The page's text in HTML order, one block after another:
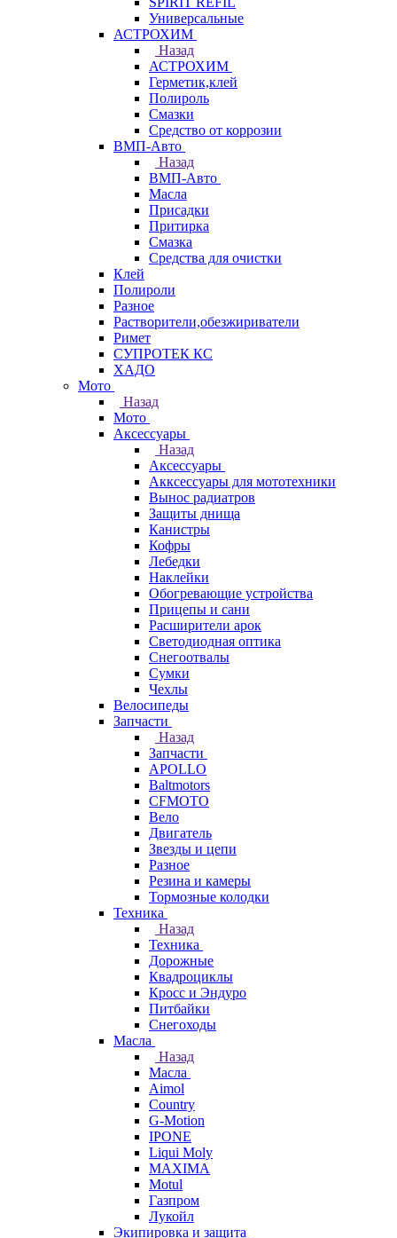
Универсальные
АСТРОХИМ
Назад
АСТРОХИМ
Герметик,клей
Полироль
Смазки
Средство от коррозии
ВМП-Авто
Назад
ВМП-Авто
Масла
Присадки
Притирка
Смазка
Средства для очистки
Клей
Полироли
Разное
Растворители,обезжириватели
Римет
СУПРОТЕК КС
ХАДО
Мото
Назад
Мото
Аксессуары
Назад
Аксессуары
Акксессуары для мототехники
Вынос радиатров
Защиты днища
Канистры
Кофры
Лебедки
Наклейки
Обогревающие устройства
Прицепы и сани
Расширители арок
Светодиодная оптика
Снегоотвалы
Сумки
Чехлы
Велосипеды
Запчасти
Назад
Запчасти
APOLLO
Baltmotors
CFMOTO
Вело
Двигатель
Звезды и цепи
Разное
Резина и камеры
Тормозные колодки
Техника
Назад
Техника
Дорожные
Квадроциклы
Кросс и Эндуро
Питбайки
Снегоходы
Масла
Назад
Масла
Aimol
Country
G-Motion
IPONE
Liqui Moly
MAXIMA
Motul
Газпром
Лукойл
Экипировка и защита